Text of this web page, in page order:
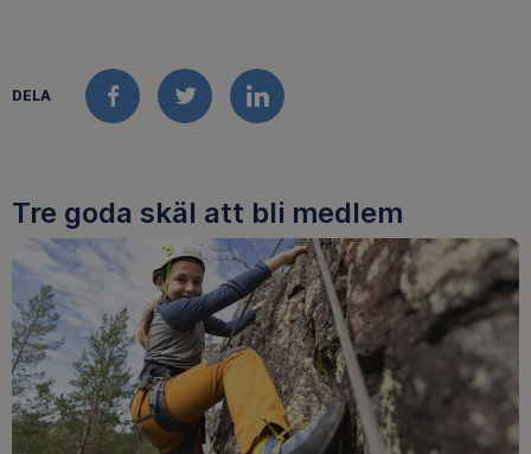
DELA
FACEBOOKTWITTERLINKEDIN
Tre goda skäl att bli medlem